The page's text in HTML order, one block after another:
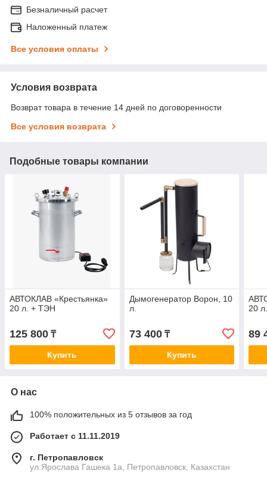
Безналичный расчет
Наложенный платеж
Все условия оплаты
Условия возврата
Возврат товара в течение 14 дней по договоренности
Все условия возврата
Подобные товары компании
АВТОКЛАВ «Крестьянка»
20 л. + ТЭН
125 800 ₸
Купить
Дымогенератор Ворон, 10
л.
73 400₸
Купить
20
89
О нас
100% положительных из 5 отзывов за год
Работает с 11.11.2019
г. Петропавловск
ул.Ярослава Гашека 1а, Петропавловск, Казахстан